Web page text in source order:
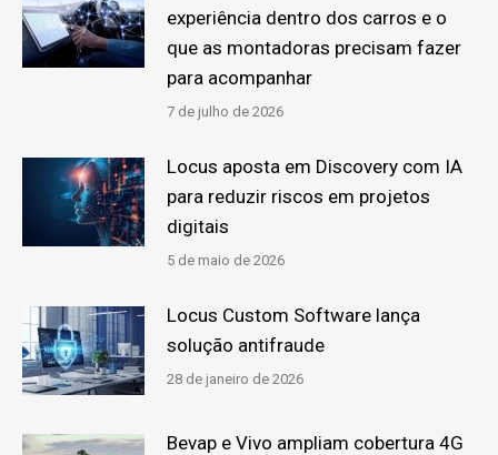
experiência dentro dos carros e o
que as montadoras precisam fazer
para acompanhar
7 de julho de 2026
Locus aposta em Discovery com IA
para reduzir riscos em projetos
digitais
5 de maio de 2026
Locus Custom Software lança
solução antifraude
28 de janeiro de 2026
Bevap e Vivo ampliam cobertura 4G